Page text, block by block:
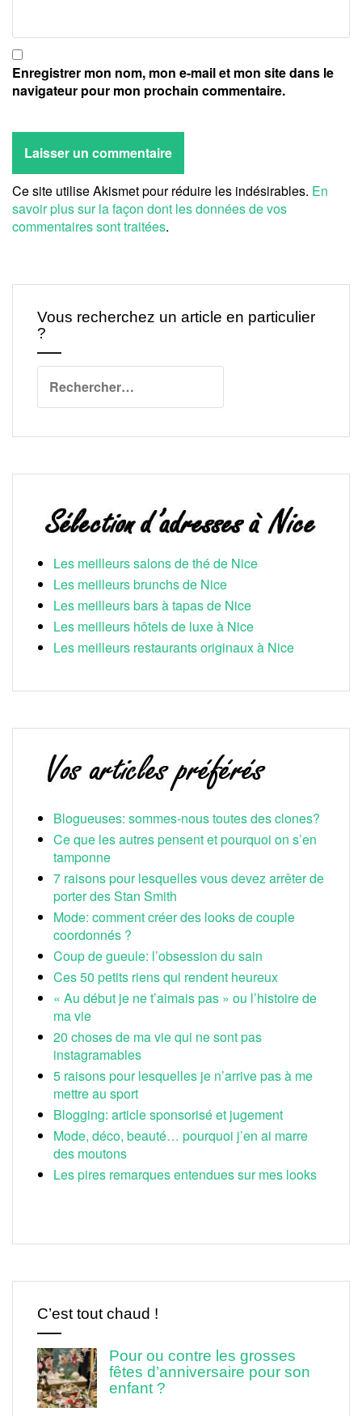
Enregistrer mon nom, mon e-mail et mon site dans le
navigateur pour mon prochain commentaire.
Ce site utilise Akismet pour réduire les indésirables. En
savoir plus sur la façon dont les données de vos
commentaires sont traitées.
Vous recherchez un article en particulier
?
Les meilleurs salons de thé de Nice
Les meilleurs brunchs de Nice
Les meilleurs bars à tapas de Nice
Les meilleurs hôtels de luxe à Nice
Les meilleurs restaurants originaux à Nice
Blogueuses: sommes-nous toutes des clones?
Ce que les autres pensent et pourquoi on s’en
tamponne
7 raisons pour lesquelles vous devez arrêter de
porter des Stan Smith
Mode: comment créer des looks de couple
coordonnés ?
Coup de gueule: l’obsession du sain
Ces 50 petits riens qui rendent heureux
« Au début je ne t’aimais pas » ou l’histoire de
ma vie
20 choses de ma vie qui ne sont pas
instagramables
5 raisons pour lesquelles je n’arrive pas à me
mettre au sport
Blogging: article sponsorisé et jugement
Mode, déco, beauté… pourquoi j’en ai marre
des moutons
Les pires remarques entendues sur mes looks
C’est tout chaud !
Pour ou contre les grosses
fêtes d’anniversaire pour son
enfant ?